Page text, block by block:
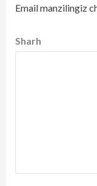
Email manzilingiz
Sharh